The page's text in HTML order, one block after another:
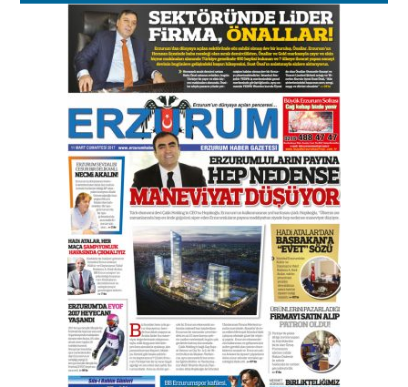
Murat Şahsuvaroğlu ERKON’da
çıtayı yukarı taşırken,
yönetimdekiler aşağı
çekmemeli!
17 Şubat 2026 SalıOrhan BOZKURT
Bir fotoğraf, bir şehir, bir
gazeteci… Dizginler kimin
elinde?
31 Mart 2026 Salı
A. Berhan Yılmaz
BİR BÖLÜM DEĞİL, BİR ÖMÜR
SEÇİYORSUNUZ… “NEDEN
ATATÜRK ÜNİVERSİTESİ?”
28 Temmuz 2026 Salı
Ahmet Gökhan YAZICI
Ahmed Yesevi’den bir Alperen…
”Reisimiz” idi… Hakka yürüdü.!
26 Mart 2026 Perşembe
Cem Bakırcı
Ardında bıraktığı hatıralarıyla
gönül adamı Faruk Terzioğlu!